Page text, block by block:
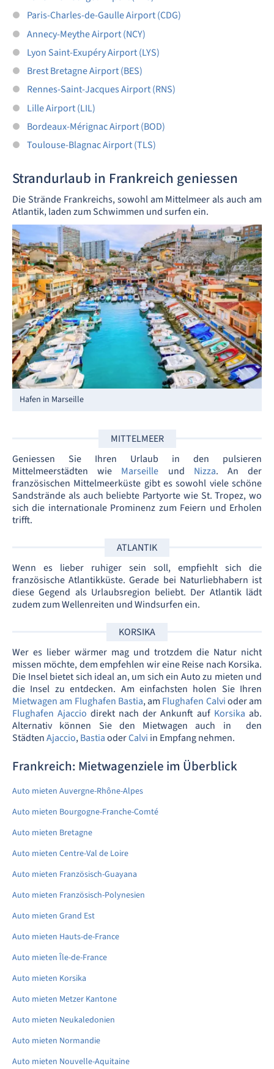
Paris-Charles-de-Gaulle Airport (CDG)
Annecy-Meythe Airport (NCY)
Lyon Saint-Exupéry Airport (LYS)
Brest Bretagne Airport (BES)
Rennes-Saint-Jacques Airport (RNS)
Lille Airport (LIL)
Bordeaux-Mérignac Airport (BOD)
Toulouse-Blagnac Airport (TLS)
Strandurlaub in Frankreich geniessen
Die Strände Frankreichs, sowohl am Mittelmeer als auch am
Atlantik, laden zum Schwimmen und surfen ein.
Hafen in Marseille
MITTELMEER
Geniessen Sie Ihren Urlaub in den pulsieren
Mittelmeerstädten wie Marseille und Nizza. An der
französischen Mittelmeerküste gibt es sowohl viele schöne
Sandstrände als auch beliebte Partyorte wie St. Tropez, wo
sich die internationale Prominenz zum Feiern und Erholen
trifft.
ATLANTIK
Wenn es lieber ruhiger sein soll, empfiehlt sich die
französische Atlantikküste. Gerade bei Naturliebhabern ist
diese Gegend als Urlaubsregion beliebt. Der Atlantik lädt
zudem zum Wellenreiten und Windsurfen ein.
KORSIKA
Wer es lieber wärmer mag und trotzdem die Natur nicht
missen möchte, dem empfehlen wir eine Reise nach Korsika.
Die Insel bietet sich ideal an, um sich ein Auto zu mieten und
die Insel zu entdecken. Am einfachsten holen Sie Ihren
Mietwagen am Flughafen Bastia, am Flughafen Calvioder am
Flughafen Ajaccio direkt nach der Ankunft auf Korsika ab.
Alternativ können Sie den Mietwagen auch in den
StädtenAjaccio,BastiaoderCalvi in Empfang nehmen.
Frankreich: Mietwagenziele im Überblick
Auto mieten Auvergne-Rhône-Alpes
Auto mieten Bourgogne-Franche-Comté
Auto mieten Bretagne
Auto mieten Centre-Val de Loire
Auto mieten Französisch-Guayana
Auto mieten Französisch-Polynesien
Auto mieten Grand Est
Auto mieten Hauts-de-France
Auto mieten Île-de-France
Auto mieten Korsika
Auto mieten Metzer Kantone
Auto mieten Neukaledonien
Auto mieten Normandie
Auto mieten Nouvelle-Aquitaine